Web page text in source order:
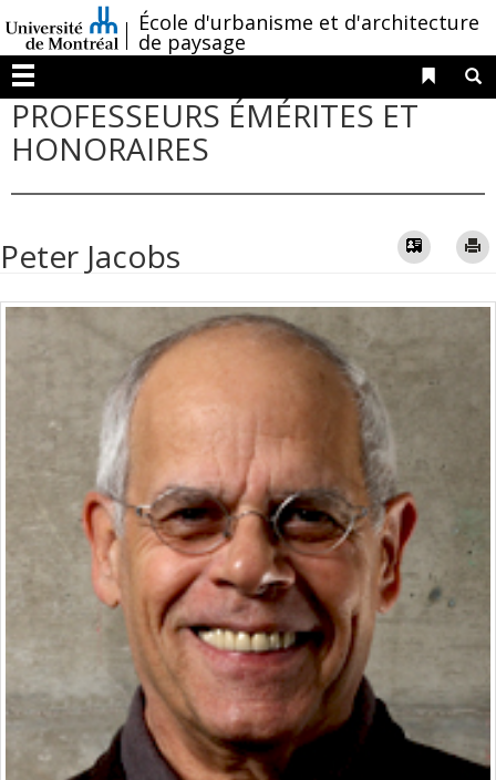
au
contenu
/École d'urbanisme et d'architecture
de paysage
Menu
Liens
PROFESSEURS ÉMÉRITES ET
HONORAIRES
Peter Jacobs Vcard